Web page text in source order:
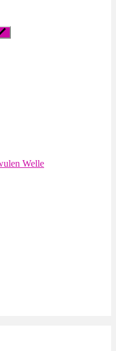
Welle